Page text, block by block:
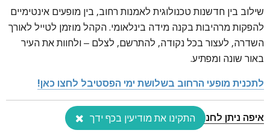
שילוב בין חדשנות טכנולוגית לאמנות רחוב, בין מופעים אינטימיים
להפקות מרהיבות בקנה מידה בינלאומי. הקהל מוזמן לטייל לאורך
השדרה, לעצור בכל נקודה, להתרשם, לצלם – ולחוות את העיר
באור שונה ומפתיע.
לתכנית מופעי הרחוב בשלושת ימי הפסטיבל לחצו כאן!
איפה ניתן לחנות התקינו את מודיעין בכף ידך